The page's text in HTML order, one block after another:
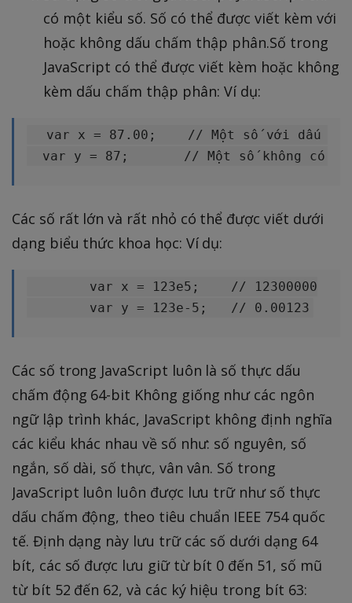
có một kiểu số. Số có thể được viết kèm với
hoặc không dấu chấm thập phân.Số trong
JavaScript có thể được viết kèm hoặc không
kèm dấu chấm thập phân: Ví dụ:
var x = 87.00;    // Một số với dấu
Các số rất lớn và rất nhỏ có thể được viết dưới
dạng biểu thức khoa học: Ví dụ:
Các số trong JavaScript luôn là số thực dấu
chấm động 64-bit Không giống như các ngôn
ngữ lập trình khác, JavaScript không định nghĩa
các kiểu khác nhau về số như: số nguyên, số
ngắn, số dài, số thực, vân vân. Số trong
JavaScript luôn luôn được lưu trữ như số thực
dấu chấm động, theo tiêu chuẩn IEEE 754 quốc
tế. Định dạng này lưu trữ các số dưới dạng 64
bít, các số được lưu giữ từ bít 0 đến 51, số mũ
từ bít 52 đến 62, và các ký hiệu trong bít 63: